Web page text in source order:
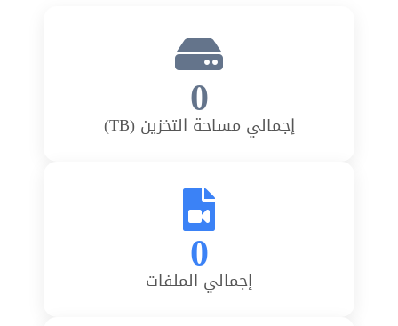
0
إجمالي مساحة التخزين (TB)
0
إجمالي الملفات